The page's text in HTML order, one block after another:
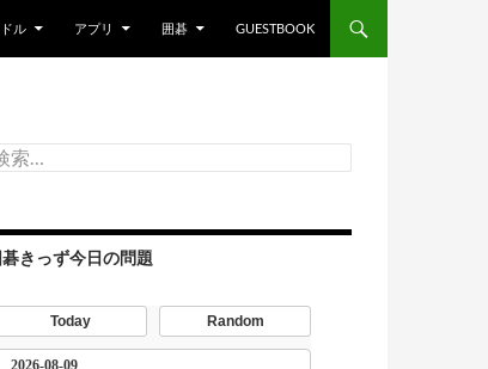
ル アプリ 囲碁 GUESTBOOK
碁きっず今日の問題